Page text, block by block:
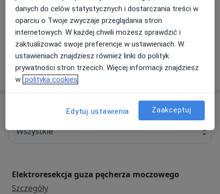
Nasze specjalizacje Pokaż wszystkie
Urologia Fizjoterapia
Zobacz więcej
Wszystkie
Elektroresekcja guza pęcherza moczowego
Szczegółyelektroresekcja guza pęcherza moczowego
danych do celów statystycznych i dostarczania treści w
oparciu o Twoje zwyczaje przeglądania stron
internetowych. W każdej chwili możesz sprawdzić i
zaktualizować swoje preferencje w ustawieniach. W
ustawieniach znajdziesz również linki do polityk
prywatności stron trzecich. Więcej informacji znajdziesz
w polityka cookies
Edytuj ustawienia Zaakceptuj